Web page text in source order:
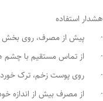
هشدار استفاده
· پیش از مصرف، روی بخش
· از تماس مستقیم با چشم ها
· روی پوست زخم، ترک خورده
· از مصرف بیش از اندازه